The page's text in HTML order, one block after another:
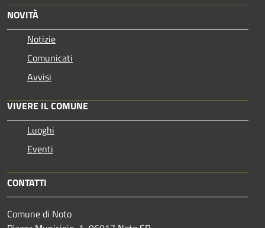
NOVITÀ
Notizie
Comunicati
Avvisi
VIVERE IL COMUNE
Luoghi
Eventi
CONTATTI
Comune di Noto